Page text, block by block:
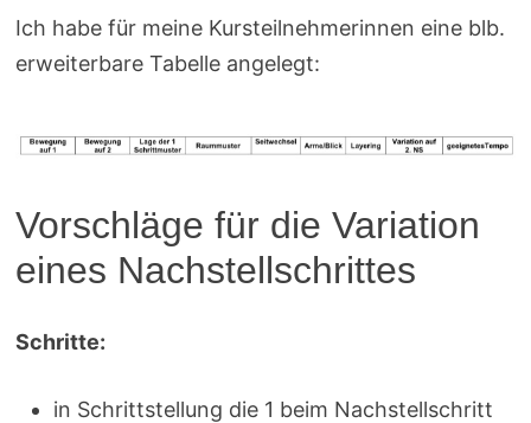
Ich habe für meine Kursteilnehmerinnen eine blb.
erweiterbare Tabelle angelegt:
Vorschläge für die Variation
eines Nachstellschrittes
Schritte:
in Schrittstellung die 1 beim Nachstellschritt